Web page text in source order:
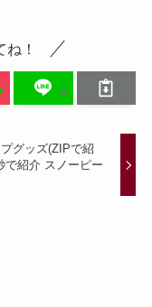
！
グッズ(ZIPで紹
で紹介 スノーピー